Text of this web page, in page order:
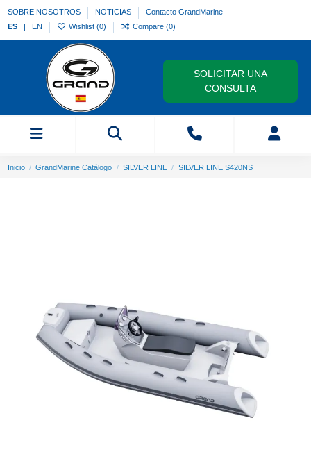
SOBRE NOSOTROS NOTICIAS
Contacto GrandMarine
ES
EN Wishlist (0) Compare (0)
SOLICITAR UNA
CONSULTA
Inicio GrandMarine Catálogo SILVER LINE SILVER LINE S420NS